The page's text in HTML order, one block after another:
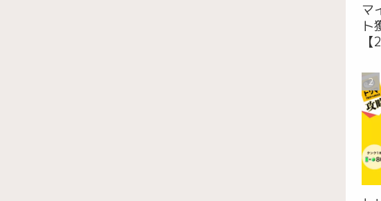
マ
ト